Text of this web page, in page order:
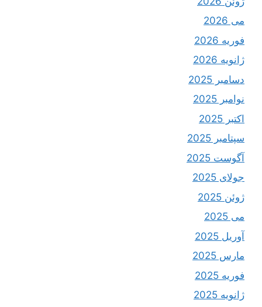
می 2026
فوریه 2026
ژانویه 2026
دسامبر 2025
نوامبر 2025
اکتبر 2025
سپتامبر 2025
آگوست 2025
جولای 2025
ژوئن 2025
می 2025
آوریل 2025
مارس 2025
فوریه 2025
ژانویه 2025